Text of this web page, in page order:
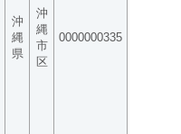
沖
縄
県
沖
縄
市
区
0000000335